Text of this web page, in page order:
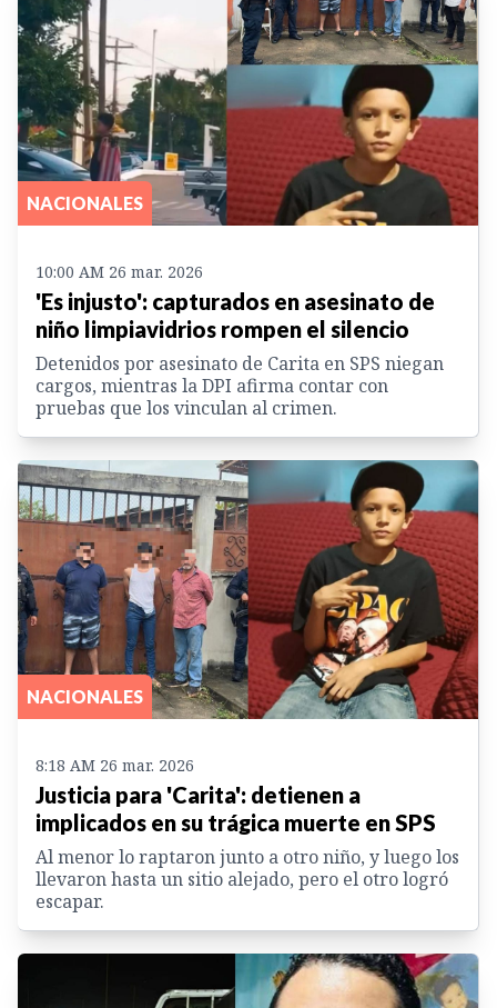
NACIONALES
10:00 AM 26 mar. 2026
'Es injusto': capturados en asesinato de
niño limpiavidrios rompen el silencio
Detenidos por asesinato de Carita en SPS niegan
cargos, mientras la DPI afirma contar con
pruebas que los vinculan al crimen.
NACIONALES
8:18 AM 26 mar. 2026
Justicia para 'Carita': detienen a
implicados en su trágica muerte en SPS
Al menor lo raptaron junto a otro niño, y luego los
llevaron hasta un sitio alejado, pero el otro logró
escapar.